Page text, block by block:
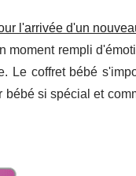
l'arrivée d'un
moment rempli
Le coffret bébé
bébé si spécial et